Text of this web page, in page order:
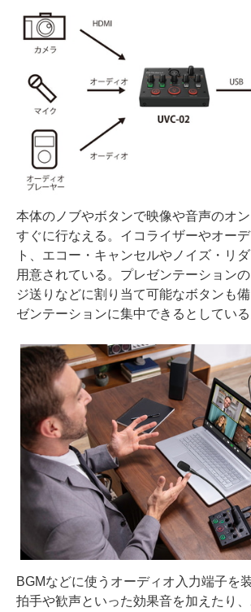
本体のノブやボタンで映像や音声のオ
すぐに行なえる。イコライザーやオー
ト、エコー・キャンセルやノイズ・リ
用意されている。プレゼンテーション
ジ送りなどに割り当て可能なボタンも
ゼンテーションに集中できるとしている
BGMなどに使うオーディオ入力端子を
拍手や歓声といった効果音を加えたり